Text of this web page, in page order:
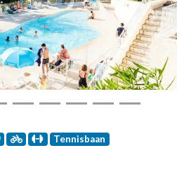
Tennisbaan